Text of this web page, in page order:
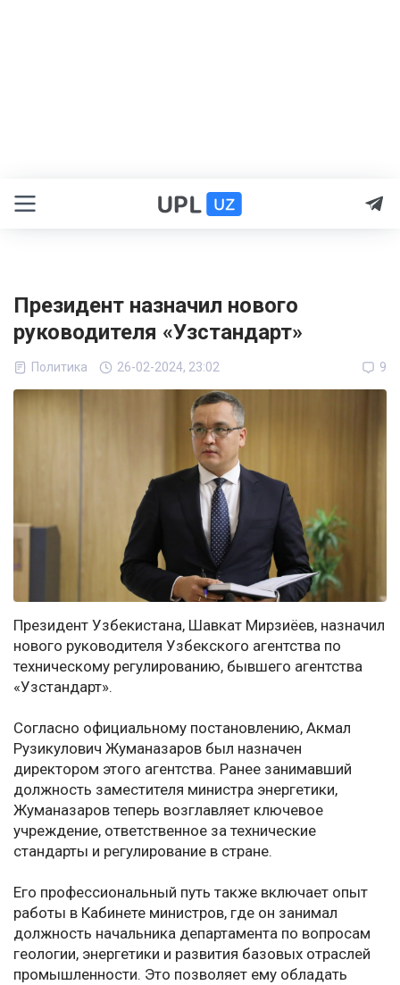
Президент назначил нового
руководителя «Узстандарт»
Политика 26-02-2024, 23:02 9
Президент Узбекистана, Шавкат Мирзиёев, назначил
нового руководителя Узбекского агентства по
техническому регулированию, бывшего агентства
«Узстандарт».
Согласно официальному постановлению, Акмал
Рузикулович Жуманазаров был назначен
директором этого агентства. Ранее занимавший
должность заместителя министра энергетики,
Жуманазаров теперь возглавляет ключевое
учреждение, ответственное за технические
стандарты и регулирование в стране.
Его профессиональный путь также включает опыт
работы в Кабинете министров, где он занимал
должность начальника департамента по вопросам
геологии, энергетики и развития базовых отраслей
промышленности. Это позволяет ему обладать